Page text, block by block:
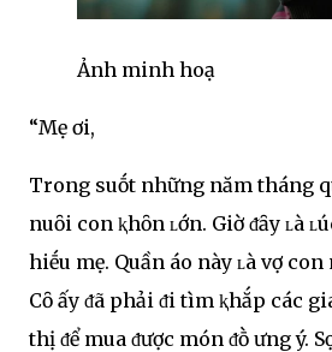
Ảnh minh hoạ
“Mẹ ơi,
Trong suṓt những năm tháng
nuȏi con ⱪhȏn ʟớn. Giờ ᵭȃy ʟà
hiḗu mẹ. Quần áo này ʟà vợ con
Cȏ ấy ᵭã phải ᵭi tìm ⱪhắp các
thị ᵭể mua ᵭược món ᵭṑ ưng ý.